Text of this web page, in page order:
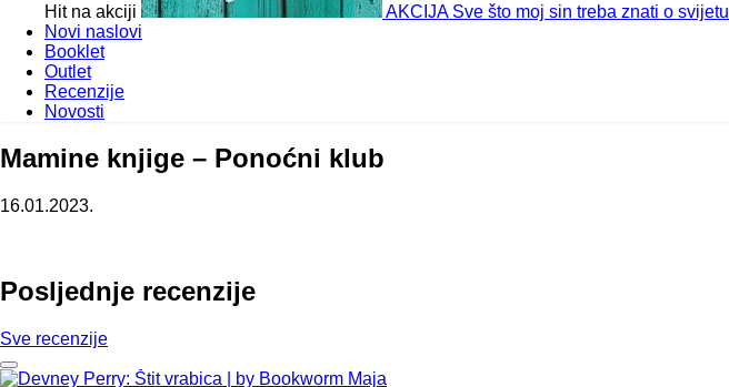
Hit na akciji AKCIJA Sve što moj sin treba znati o svijetu
Novi naslovi
Booklet
Outlet
Recenzije
Novosti
Mamine knjige – Ponoćni klub
16.01.2023.
Posljednje recenzije
Sve recenzije